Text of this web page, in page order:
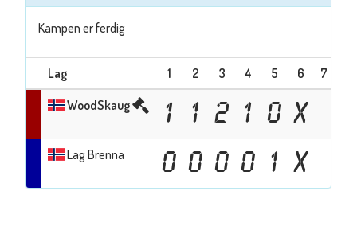
Kampen er ferdig
Lag 1 2 3 4 5 6 7
WoodSkaug
1 1 2 1 0 X
Lag Brenna 0 0 0 0 1 X